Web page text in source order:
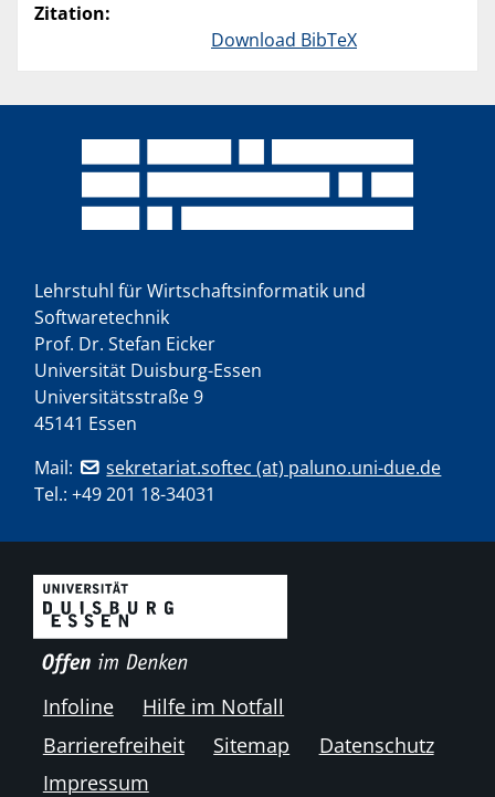
Zitation:
Download BibTeX
Lehrstuhl für Wirtschaftsinformatik und
Softwaretechnik
Prof. Dr. Stefan Eicker
Universität Duisburg-Essen
Universitätsstraße 9
45141 Essen
Mail:
sekretariat.softec (at) paluno.uni-due.de
Tel.: +49 201 18-34031
Infoline
Hilfe im Notfall
Barrierefreiheit
Sitemap
Datenschutz
Impressum